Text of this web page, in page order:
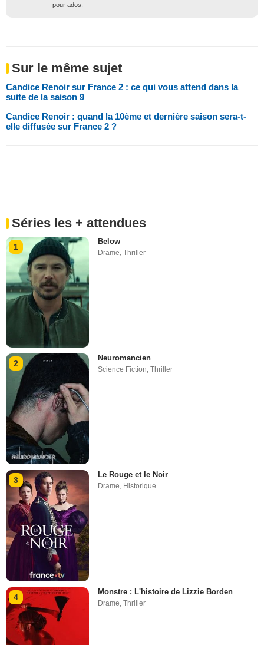
pour ados.
Sur le même sujet
Candice Renoir sur France 2 : ce qui vous attend dans la
suite de la saison 9
Candice Renoir : quand la 10ème et dernière saison sera-t-
elle diffusée sur France 2 ?
Séries les + attendues
1
Below
Drame ,Thriller
2
Neuromancien
Science Fiction,Thriller
3
Le Rouge et le Noir
Drame, Historique
4
Monstre : L'histoire de Lizzie Borden
Drame ,Thriller